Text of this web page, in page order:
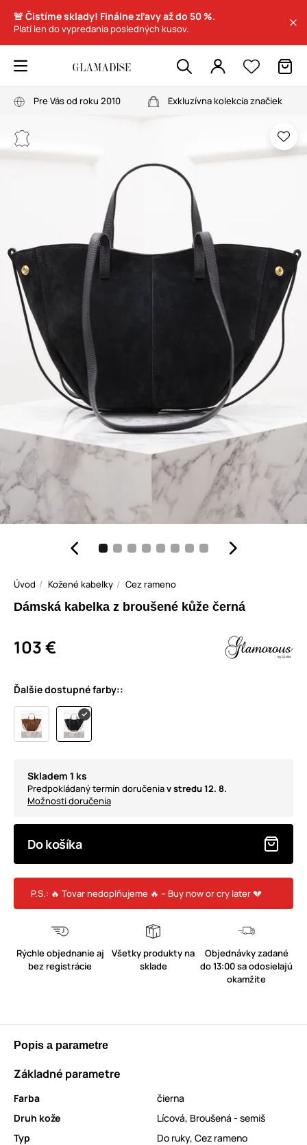
🚨 Čistíme sklady! Finálne zľavy až do 50 %.
Platí len do vypredania posledných kusov.
Pre Vás od roku 2010 Exkluzívna kolekcia značiek
Úvod Kožené kabelky Cez rameno
Dámská kabelka z broušené kůže černá
103 €
Ďalšie dostupné farby::
Skladem 1 ks
Predpokládaný termín doručeniav stredu 12. 8.
Možnosti doručenia
Do košíka
P.S.: 🔥 Tovar nedoplňujeme 🔥 – Buy now or cry later 💔
Rýchle objednanie aj
bez registrácie
Všetky produkty na
sklade
Objednávky zadané
do 13:00 sa odosielajú
okamžite
Popis a parametre
Základné parametre
Farba
čierna
Druh kože
Lícová, Broušená - semiš
Typ
Do ruky, Cez rameno